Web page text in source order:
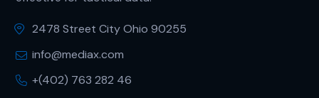
2478 Street City Ohio 90255
info@mediax.com
+(402) 763 282 46